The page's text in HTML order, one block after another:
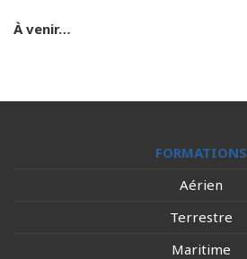
À venir…
FORMATIONS
Aérien
Terrestre
Maritime